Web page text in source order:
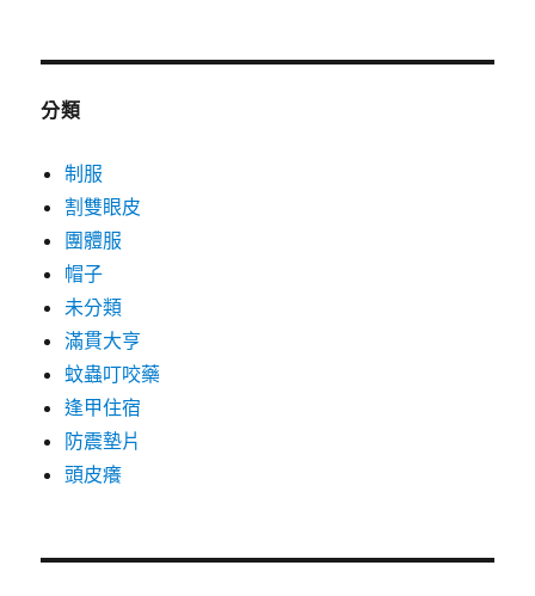
分類
制服
割雙眼皮
團體服
帽子
未分類
滿貫大亨
蚊蟲叮咬藥
逢甲住宿
防震墊片
頭皮癢